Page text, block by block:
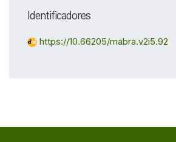
Identificadores
https://10.66205/mabra.v2i5.92